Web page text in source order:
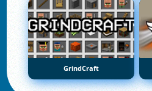
GrindCraft